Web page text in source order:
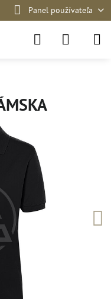
Panel používateľa